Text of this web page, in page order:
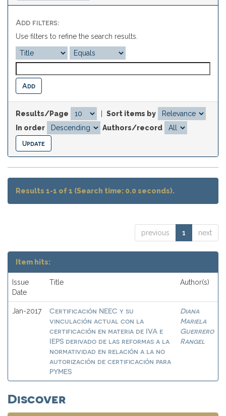
Add filters:
Use filters to refine the search results.
Results/Page
Sort items by
In order
Authors/record
Results 1-1 of 1 (Search time: 0.0 seconds).
previous 1 next
Item hits:
Issue
Date
Title Author(s)
Jan-2017
Certificación NEEC y su
vinculación actual con la
certificación en materia de IVA e
IEPS derivado de las reformas a la
normatividad en relación a la no
autorización de certificación para
PYMES
Diana
Mariela
Guerrero
Rangel
Discover